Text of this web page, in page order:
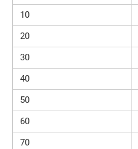
10
20
30
40
50
60
70